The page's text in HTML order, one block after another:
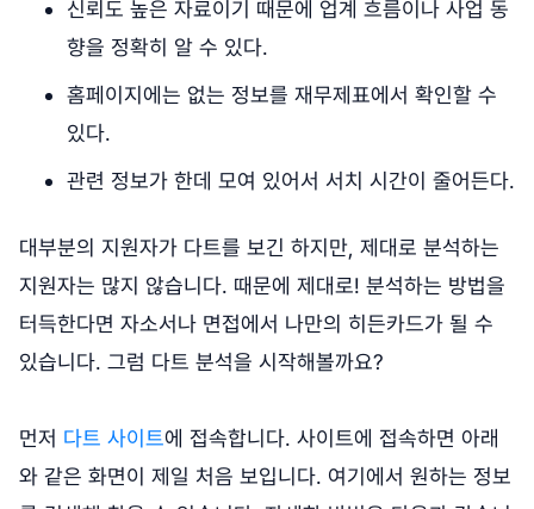
신뢰도 높은 자료이기 때문에 업계 흐름이나 사업 동
향을 정확히 알 수 있다.
홈페이지에는 없는 정보를 재무제표에서 확인할 수
있다.
관련 정보가 한데 모여 있어서 서치 시간이 줄어든다.
대부분의 지원자가 다트를 보긴 하지만, 제대로 분석하는
지원자는 많지 않습니다. 때문에 제대로! 분석하는 방법을
터득한다면 자소서나 면접에서 나만의 히든카드가 될 수
있습니다. 그럼 다트 분석을 시작해볼까요?
먼저 다트 사이트에 접속합니다. 사이트에 접속하면 아래
와 같은 화면이 제일 처음 보입니다. 여기에서 원하는 정보